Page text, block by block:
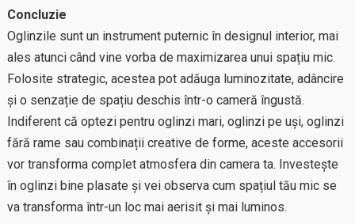
Concluzie
Oglinzile sunt un instrument puternic în designul interior, mai
ales atunci când vine vorba de maximizarea unui spațiu mic.
Folosite strategic, acestea pot adăuga luminozitate, adâncire
și o senzație de spațiu deschis într-o cameră îngustă.
Indiferent că optezi pentru oglinzi mari, oglinzi pe uși, oglinzi
fără rame sau combinații creative de forme, aceste accesorii
vor transforma complet atmosfera din camera ta. Investește
în oglinzi bine plasate și vei observa cum spațiul tău mic se
va transforma într-un loc mai aerisit și mai luminos.